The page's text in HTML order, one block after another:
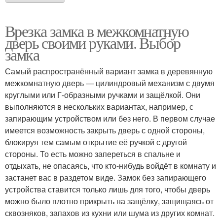
Врезка замка в межкомнатную
дверь своими руками. Выбор
замка
Самый распространённый вариант замка в деревянную
межкомнатную дверь — цилиндровый механизм с двумя
круглыми или Г-образными ручками и защёлкой. Они
выполняются в нескольких вариантах, например, с
запирающим устройством или без него. В первом случае
имеется возможность закрыть дверь с одной стороны,
блокируя тем самым открытие её ручкой с другой
стороны. То есть можно запереться в спальне и
отдыхать, не опасаясь, что кто-нибудь войдёт в комнату и
застанет вас в раздетом виде. Замок без запирающего
устройства ставится только лишь для того, чтобы дверь
можно было плотно прикрыть на защёлку, защищаясь от
сквозняков, запахов из кухни или шума из других комнат.